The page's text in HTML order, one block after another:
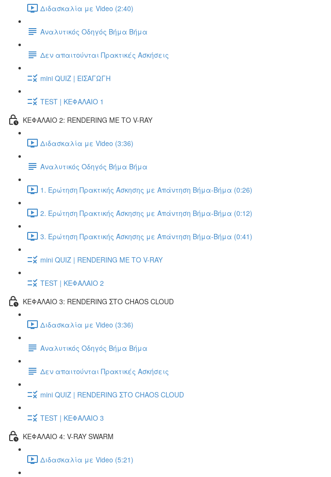
Διδασκαλία με Video (2:40)
Αναλυτικός Οδηγός Βήμα Βήμα
Δεν απαιτούνται Πρακτικές Ασκήσεις
mini QUIZ | ΕΙΣΑΓΩΓΗ
TEST | ΚΕΦΑΛΑΙΟ 1
ΚΕΦΑΛΑΙΟ 2: RENDERING ΜΕ ΤΟ V-RAY
Διδασκαλία με Video (3:36)
Αναλυτικός Οδηγός Βήμα Βήμα
1. Ερώτηση Πρακτικής Άσκησης με Απάντηση Βήμα-Βήμα (0:26)
2. Ερώτηση Πρακτικής Άσκησης με Απάντηση Βήμα-Βήμα (0:12)
3. Ερώτηση Πρακτικής Άσκησης με Απάντηση Βήμα-Βήμα (0:41)
mini QUIZ | RENDERING ΜΕ ΤΟ V-RAY
TEST | ΚΕΦΑΛΑΙΟ 2
ΚΕΦΑΛΑΙΟ 3: RENDERING ΣΤΟ CHAOS CLOUD
Διδασκαλία με Video (3:36)
Αναλυτικός Οδηγός Βήμα Βήμα
Δεν απαιτούνται Πρακτικές Ασκήσεις
mini QUIZ | RENDERING ΣΤΟ CHAOS CLOUD
TEST | ΚΕΦΑΛΑΙΟ 3
ΚΕΦΑΛΑΙΟ 4: V-RAY SWARM
Διδασκαλία με Video (5:21)